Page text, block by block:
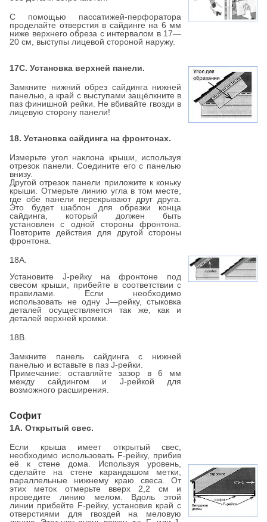
С помощью пассатижей-перфоратора
проделайте отверстия в сайдинге на 6 мм
ниже верхнего обреза с интервалом в 17—
20 см, выступы лицевой стороной наружу.
17С. Установка верхней панели.
Замкните нижний обрез сайдинга нижней
панелью, а край с выступами защёлкните в
паз финишной рейки. Не вбивайте гвозди в
лицевую сторону панели!
18. Установка сайдинга на фронтонах.
Измерьте угол наклона крыши, используя
отрезок панели. Соедините его с панелью
внизу.
Другой отрезок панели приложите к коньку
крыши. Отмерьте линию угла в том месте,
где обе панели перекрывают друг друга.
Это будет шаблон для обрезки конца
сайдинга, который должен быть
установлен с одной стороны фронтона.
Повторите действия для другой стороны
фронтона.
18А.
Установите J-рейку на фронтоне под
свесом крыши, прибейте в соответствии с
правилами. Если необходимо
использовать не одну J—рейку, стыковка
деталей осуществляется так же, как и
деталей верхней кромки.
18В.
Замкните панель сайдинга с нижней
панелью и вставьте в паз J-рейки.
Примечание: оставляйте зазор в 6 мм
между сайдингом и J-рейкой для
возможного расширения.
Софит
1А. Открытый свес.
Если крыша имеет открытый свес,
необходимо использовать F-рейку, прибив
её к стене дома. Используя уровень,
сделайте на стене карандашом метки,
параллельные нижнему краю свеса. От
этих меток отмерьте вверх 2,2 см и
проведите линию мелом. Вдоль этой
линии прибейте F-рейку, установив край с
отверстиями для гвоздей на меловую